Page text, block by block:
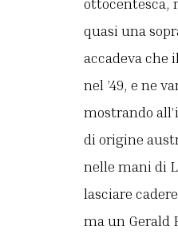
quasi una
accadeva che
nel ’49, e ne
mostrando
di origine
nelle mani di
lasciare
ma un Gerald